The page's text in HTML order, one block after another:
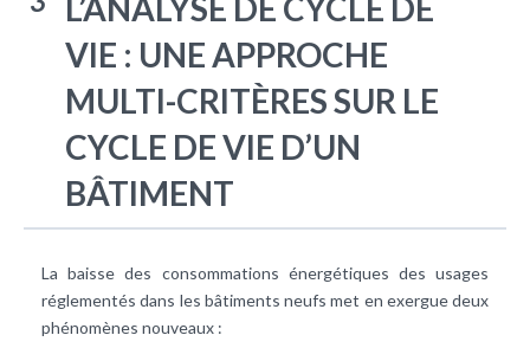
L’ANALYSE DE CYCLE DE
VIE : UNE APPROCHE
MULTI-CRITÈRES SUR LE
CYCLE DE VIE D’UN
BÂTIMENT
La baisse des consommations énergétiques des usages
réglementés dans les bâtiments neufs met en exergue deux
phénomènes nouveaux :